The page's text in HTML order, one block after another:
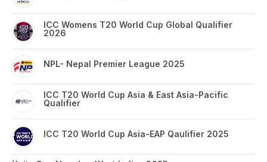
ICC Womens T20 World Cup Global Qualifier
2026
NPL- Nepal Premier League 2025
ICC T20 World Cup Asia & East Asia-Pacific
Qualifier
ICC T20 World Cup Asia-EAP Qaulifier 2025